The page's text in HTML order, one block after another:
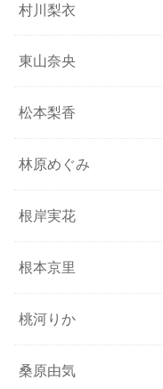
村川梨衣
東山奈央
松本梨香
林原めぐみ
根岸実花
根本京里
桃河りか
桑原由気